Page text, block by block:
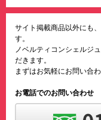
サイト掲載商品以外にも
す。
ノベルティコンシェルジ
だきます。
まずはお気軽にお問い合わ
お電話でのお問い合わせ